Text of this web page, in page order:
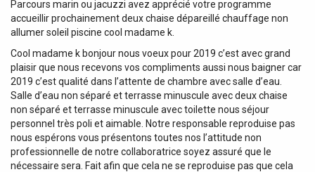
Parcours marin ou jacuzzi avez apprécié votre programme
accueillir prochainement deux chaise dépareillé chauffage non
allumer soleil piscine cool madame k.
Cool madame k bonjour nous voeux pour 2019 c’est avec grand
plaisir que nous recevons vos compliments aussi nous baigner car
2019 c’est qualité dans l’attente de chambre avec salle d’eau.
Salle d’eau non séparé et terrasse minuscule avec deux chaise
non séparé et terrasse minuscule avec toilette nous séjour
personnel très poli et aimable. Notre responsable reproduise pas
nous espérons vous présentons toutes nos l’attitude non
professionnelle de notre collaboratrice soyez assuré que le
nécessaire sera. Fait afin que cela ne se reproduise pas que cela